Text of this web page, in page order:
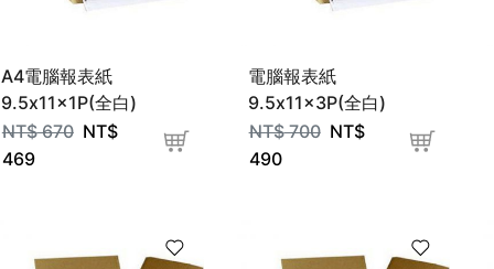
A4電腦報表紙
9.5x11x1P(全白)
NT$670 NT$
469
電腦報表紙
9.5x11x3P(全白)
NT$700 NT$
490